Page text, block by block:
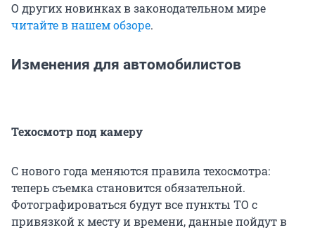
О других новинках в законодательном мире
читайте в нашем обзоре.
Изменения для автомобилистов
Техосмотр под камеру
С нового года меняются правила техосмотра:
теперь съемка становится обязательной.
Фотографироваться будут все пункты ТО с
привязкой к месту и времени, данные пойдут в